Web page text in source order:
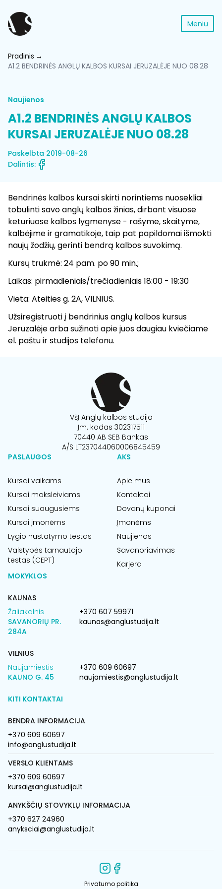
Meniu
Pradinis
A1.2 BENDRINĖS ANGLŲ KALBOS KURSAI JERUZALĖJE NUO 08.28
Naujienos
A1.2 BENDRINĖS ANGLŲ KALBOS
KURSAI JERUZALĖJE NUO 08.28
Paskelbta 2019-08-26
Dalintis:
Bendrinės kalbos kursai skirti norintiems nuosekliai
tobulinti savo anglų kalbos žinias, dirbant visuose
keturiuose kalbos lygmenyse - rašyme, skaityme,
kalbėjime ir gramatikoje, taip pat papildomai išmokti
naujų žodžių, gerinti bendrą kalbos suvokimą.
Kursų trukmė: 24 pam. po 90 min.;
Laikas: pirmadieniais/trečiadieniais 18:00 - 19:30
Vieta: Ateities g. 2A, VILNIUS.
Užsiregistruoti į bendrinius anglų kalbos kursus
Jeruzalėje arba sužinoti apie juos daugiau kviečiame
el. paštu ir studijos telefonu.
VšĮ Anglų kalbos studija
Įm. kodas 302317511
70440 AB SEB Bankas
A/S LT237044060006845459
PASLAUGOS
Kursai vaikams
Kursai moksleiviams
Kursai suaugusiems
Kursai įmonėms
Lygio nustatymo testas
Valstybės tarnautojo
testas (CEPT)
AKS
Apie mus
Kontaktai
Dovanų kuponai
Įmonėms
Naujienos
Savanoriavimas
Karjera
MOKYKLOS
KAUNAS
Žaliakalnis
SAVANORIŲ PR.
284A
+370 607 59971
kaunas@anglustudija.lt
VILNIUS
Naujamiestis
KAUNO G. 45
+370 609 60697
naujamiestis@anglustudija.lt
KITI KONTAKTAI
BENDRA INFORMACIJA
+370 609 60697
info@anglustudija.lt
VERSLO KLIENTAMS
+370 609 60697
kursai@anglustudija.lt
ANYKŠČIŲ STOVYKLŲ INFORMACIJA
+370 627 24960
anyksciai@anglustudija.lt
Privatumo politika